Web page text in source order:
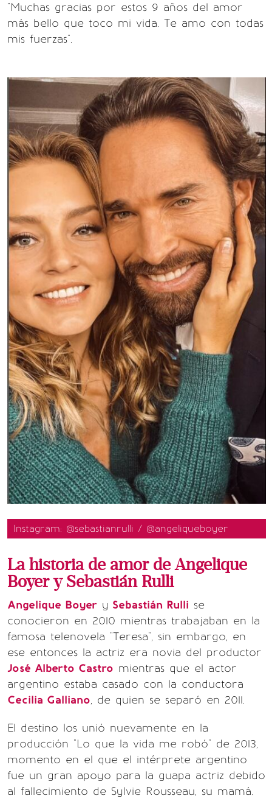
"Muchas gracias por estos 9 años del amor
más bello que toco mi vida. Te amo con todas
mis fuerzas".
Instagram: @sebastianrulli / @angeliqueboyer
La historia de amor de Angelique
Boyer y Sebastián Rulli
Angelique Boyer y Sebastián Rulli se
conocieron en 2010 mientras trabajaban en la
famosa telenovela "Teresa", sin embargo, en
ese entonces la actriz era novia del productor
José Alberto Castro mientras que el actor
argentino estaba casado con la conductora
Cecilia Galliano, de quien se separó en 2011.
El destino los unió nuevamente en la
producción "Lo que la vida me robó" de 2013,
momento en el que el intérprete argentino
fue un gran apoyo para la guapa actriz debido
al fallecimiento de Sylvie Rousseau, su mamá.